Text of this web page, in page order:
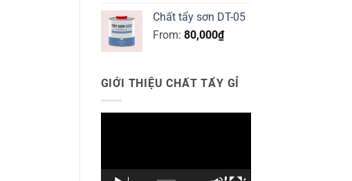
Chất tẩy sơn DT-05
From: 80,000₫
GIỚI THIỆU CHẤT TẨY GỈ